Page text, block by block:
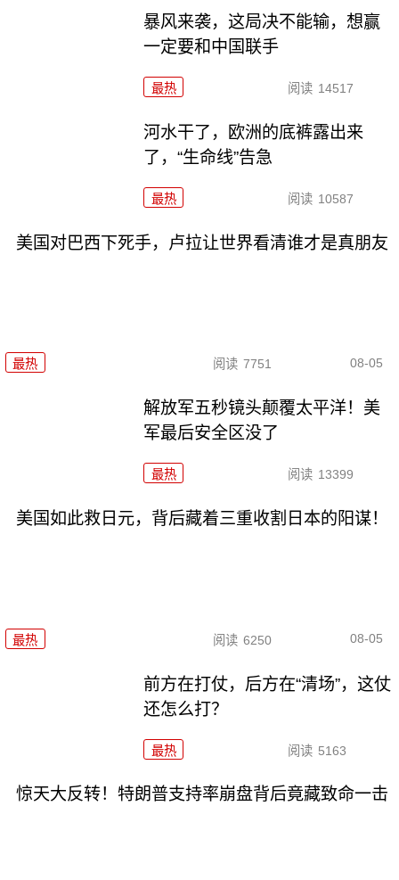
暴风来袭，这局决不能输，想赢
一定要和中国联手
最热 阅读 14517
河水干了，欧洲的底裤露出来
了，“生命线”告急
最热 阅读 10587
美国对巴西下死手，卢拉让世界看清谁才是真朋友
最热 阅读 7751 08-05
解放军五秒镜头颠覆太平洋！美
军最后安全区没了
最热 阅读 13399
美国如此救日元，背后藏着三重收割日本的阳谋！
最热 阅读 6250 08-05
前方在打仗，后方在“清场”，这仗
还怎么打？
最热 阅读 5163
惊天大反转！特朗普支持率崩盘背后竟藏致命一击